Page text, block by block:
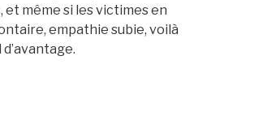
et même si les victimes en
empathie subie, voilà